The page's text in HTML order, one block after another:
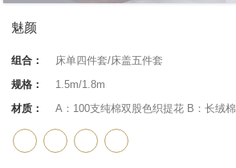
魅颜
组合：
床单四件套/床盖五件套
规格：
1.5m/1.8m
材质：
A：100支纯棉双股色织提花 B：长绒棉